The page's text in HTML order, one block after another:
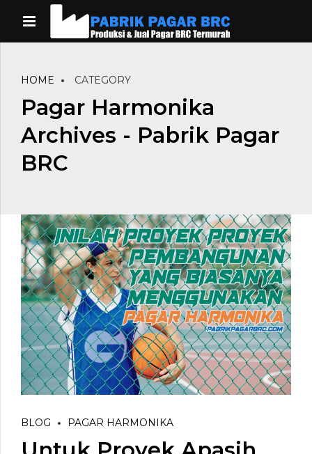
HOME CATEGORY
Pagar Harmonika
Archives - Pabrik Pagar
BRC
BLOG PAGAR HARMONIKA